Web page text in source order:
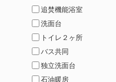
追焚機能浴室
洗面台
トイレ２ヶ所
バス共同
独立洗面台
石油暖房